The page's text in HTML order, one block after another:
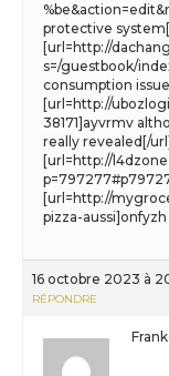
protective
[url=http://
s=/guestbook/
consumption
[url=http://
38171]ayvrmv
really revealed[/url]
[url=http://
[url=http://
pizza-aussi]onfyzh
16 octobre 2023 à
RÉPONDRE